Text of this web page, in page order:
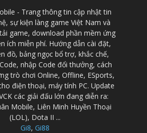
- Trang thông tin cập nhật tin
sự kiện làng game Việt Nam và
game, download phần mềm ứng
ích miễn phí. Hướng dẫn cài đặt,
đồ, bảng ngọc bổ trợ, khắc chế,
nhập Code đổi thưởng, cách
trò chơi Online, Offline, ESports,
điện thoại, máy tính PC. Update
các giải đấu lớn đang diễn ra:
Mobile, Liên Minh Huyền Thoại
(LOL), Dota II ...
Gi8, Gi88